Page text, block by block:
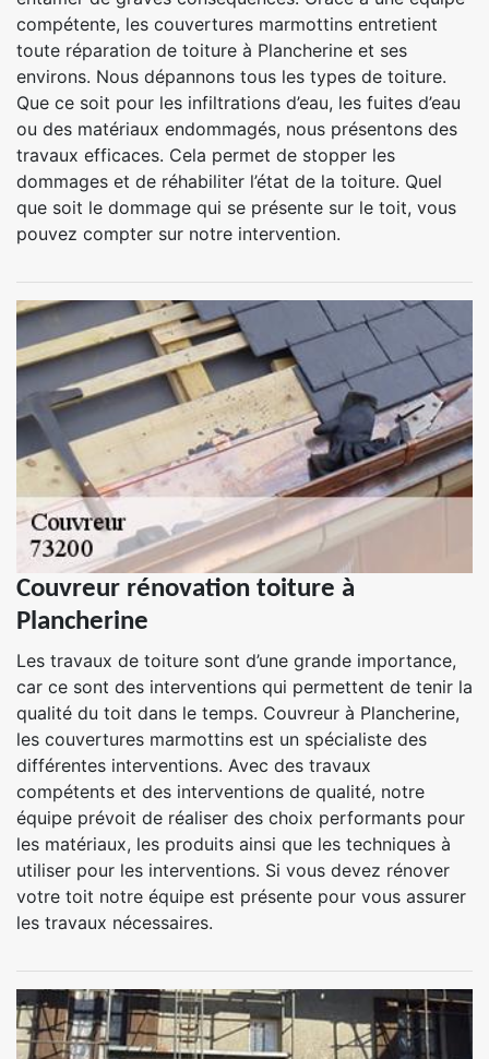
compétente, les couvertures marmottins entretient
toute réparation de toiture à Plancherine et ses
environs. Nous dépannons tous les types de toiture.
Que ce soit pour les infiltrations d’eau, les fuites d’eau
ou des matériaux endommagés, nous présentons des
travaux efficaces. Cela permet de stopper les
dommages et de réhabiliter l’état de la toiture. Quel
que soit le dommage qui se présente sur le toit, vous
pouvez compter sur notre intervention.
Couvreur rénovation toiture à
Plancherine
Les travaux de toiture sont d’une grande importance,
car ce sont des interventions qui permettent de tenir la
qualité du toit dans le temps. Couvreur à Plancherine,
les couvertures marmottins est un spécialiste des
différentes interventions. Avec des travaux
compétents et des interventions de qualité, notre
équipe prévoit de réaliser des choix performants pour
les matériaux, les produits ainsi que les techniques à
utiliser pour les interventions. Si vous devez rénover
votre toit notre équipe est présente pour vous assurer
les travaux nécessaires.